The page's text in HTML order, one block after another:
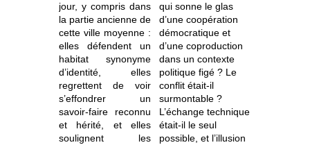
jour, y compris dans
la partie ancienne de
cette ville moyenne :
elles défendent un
habitat synonyme
d’identité, elles
regrettent de voir
s’effondrer un
savoir-faire reconnu
et hérité, et elles
soulignent les
qui sonne le glas
d’une coopération
démocratique et
d’une coproduction
dans un contexte
politique figé ? Le
conflit était-il
surmontable ?
L’échange technique
était-il le seul
possible, et l’illusion